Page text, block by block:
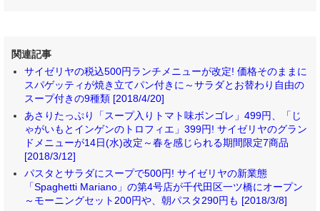
関連記事
サイゼリヤの税込500円ランチメニューが改定! 価格そのままに
スパゲッティが焼き立てパン付きに～サラダとお替わり自由の
スープ付きの9種類 [2018/4/20]
あさりたっぷり「スープ入りトマト味ボンゴレ」499円、「じ
ゃがいもとインゲンのトロフィエ」399円! サイゼリヤのグラン
ドメニューが14日(水)改定～春を感じられる期間限定7商品
[2018/3/12]
パスタとサラダにスープで500円! サイゼリヤの新業態
「Spaghetti Mariano」の第4号店が千代田区一ツ橋にオープン
～モーニングセット200円や、朝パスタ290円も [2018/3/8]